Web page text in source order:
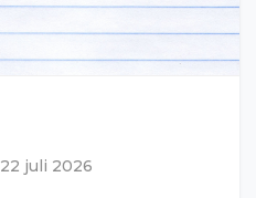
22 juli 2026